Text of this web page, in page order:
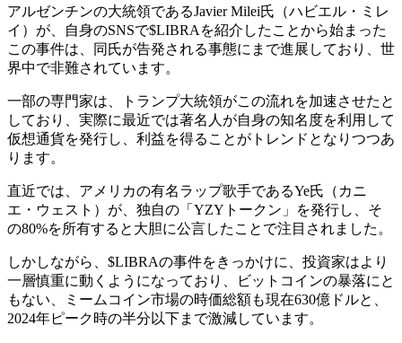
アルゼンチンの大統領であるJavier Milei氏（ハビエル・ミレ
イ）が、自身のSNSで$LIBRAを紹介したことから始まった
この事件は、同氏が告発される事態にまで進展しており、世
界中で非難されています。
一部の専門家は、トランプ大統領がこの流れを加速させたと
しており、実際に最近では著名人が自身の知名度を利用して
仮想通貨を発行し、利益を得ることがトレンドとなりつつあ
ります。
直近では、アメリカの有名ラップ歌手であるYe氏（カニ
エ・ウェスト）が、独自の「YZYトークン」を発行し、そ
の80%を所有すると大胆に公言したことで注目されました。
しかしながら、$LIBRAの事件をきっかけに、投資家はより
一層慎重に動くようになっており、ビットコインの暴落にと
もない、ミームコイン市場の時価総額も現在630億ドルと、
2024年ピーク時の半分以下まで激減しています。